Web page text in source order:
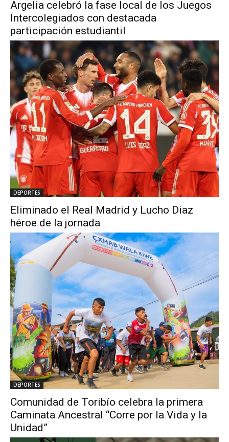
Argelia celebró la fase local de los Juegos
Intercolegiados con destacada
participación estudiantil
DEPORTES
Eliminado el Real Madrid y Lucho Diaz
héroe de la jornada
DEPORTES
Comunidad de Toribío celebra la primera
Caminata Ancestral “Corre por la Vida y la
Unidad”